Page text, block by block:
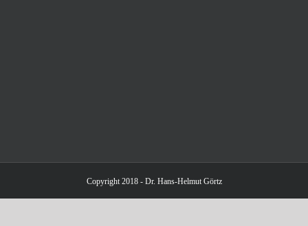
Copyright 2018 - Dr. Hans-Helmut Görtz